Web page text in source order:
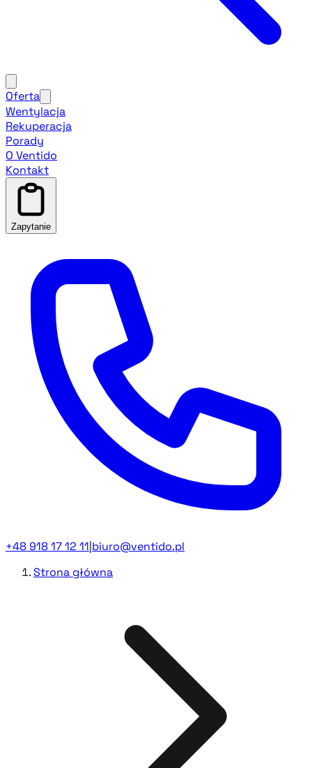
Oferta
Wentylacja
Rekuperacja
Porady
O Ventido
Kontakt
Zapytanie
+48 918 17 12 11 biuro@ventido.pl
Strona główna